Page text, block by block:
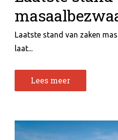
Laatste stand van zaken
laat...
Lees meer